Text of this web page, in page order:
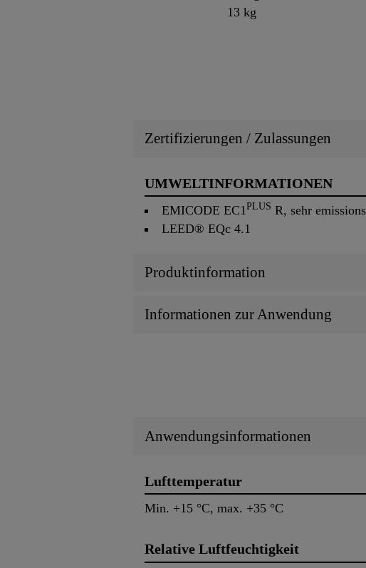
13 kg
Zertifizierungen / Zulassungen
UMWELTINFORMATIONEN
EMICODE EC1PLUS R, sehr
LEED® EQc 4.1
Produktinformation
Informationen zur Anwendung
Anwendungsinformationen
Lufttemperatur
Min. +15 °C, max. +35 °C
Relative Luftfeuchtigkeit